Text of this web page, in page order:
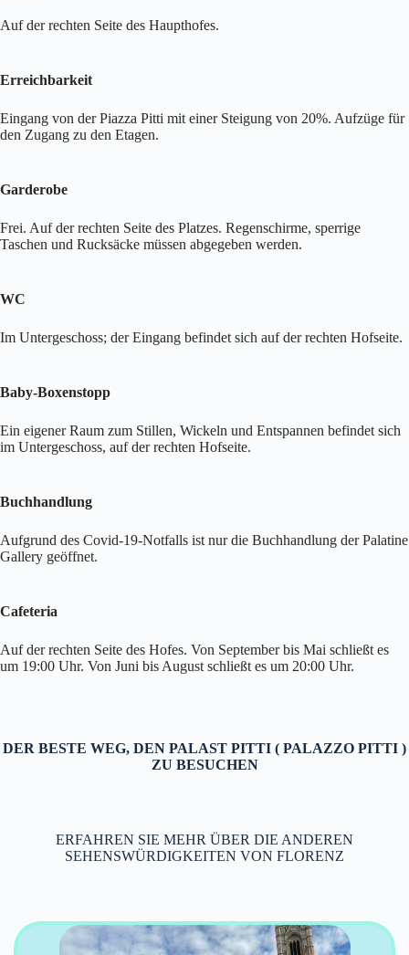
Auf der rechten Seite des Haupthofes.
Erreichbarkeit
Eingang von der Piazza Pitti mit einer Steigung von 20%. Aufzüge für
den Zugang zu den Etagen.
Garderobe
Frei. Auf der rechten Seite des Platzes. Regenschirme, sperrige
Taschen und Rucksäcke müssen abgegeben werden.
WC
Im Untergeschoss; der Eingang befindet sich auf der rechten Hofseite.
Baby-Boxenstopp
Ein eigener Raum zum Stillen, Wickeln und Entspannen befindet sich
im Untergeschoss, auf der rechten Hofseite.
Buchhandlung
Aufgrund des Covid-19-Notfalls ist nur die Buchhandlung der Palatine
Gallery geöffnet.
Cafeteria
Auf der rechten Seite des Hofes. Von September bis Mai schließt es
um 19:00 Uhr. Von Juni bis August schließt es um 20:00 Uhr.
DER BESTE WEG, DEN PALAST PITTI ( PALAZZO PITTI )
ZU BESUCHEN
ERFAHREN SIE MEHR ÜBER DIE ANDEREN
SEHENSWÜRDIGKEITEN VON FLORENZ